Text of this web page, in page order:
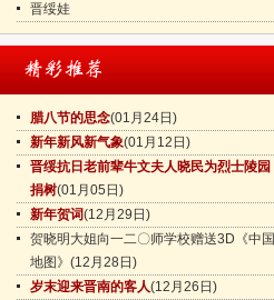
晋绥娃
腊八节的思念(01月24日)
新年新风新气象(01月12日)
晋绥抗日老前辈牛文夫人晓民为烈士陵园
捐树(01月05日)
新年贺词(12月29日)
贺晓明大姐向一二〇师学校赠送3D《中国
地图》 (12月28日)
岁末迎来晋南的客人(12月26日)